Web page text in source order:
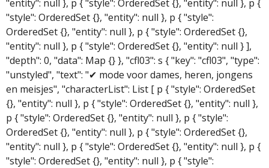
"entity": null }, p { "style": OrderedSet {}, "entity": null }, p {
"style": OrderedSet {}, "entity": null }, p { "style":
OrderedSet {}, "entity": null }, p { "style": OrderedSet {},
"entity": null }, p { "style": OrderedSet {}, "entity": null } ],
"depth": 0, "data": Map {} }, "cfl03": s { "key": "cfl03", "type":
"unstyled", "text": "✔ mode voor dames, heren, jongens
en meisjes", "characterList": List [ p { "style": OrderedSet
{}, "entity": null }, p { "style": OrderedSet {}, "entity": null },
p { "style": OrderedSet {}, "entity": null }, p { "style":
OrderedSet {}, "entity": null }, p { "style": OrderedSet {},
"entity": null }, p { "style": OrderedSet {}, "entity": null }, p {
"style": OrderedSet {}, "entity": null }, p { "style":